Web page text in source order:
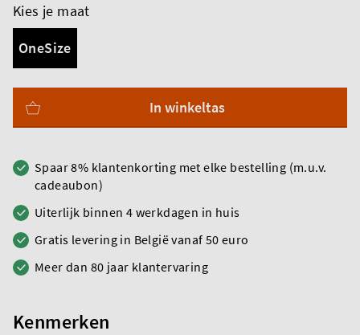
Kies je maat
OneSize
In winkeltas
Spaar 8% klantenkorting met elke bestelling (m.u.v.
cadeaubon)
Uiterlijk binnen 4 werkdagen in huis
Gratis levering in België vanaf 50 euro
Meer dan 80 jaar klantervaring
Kenmerken